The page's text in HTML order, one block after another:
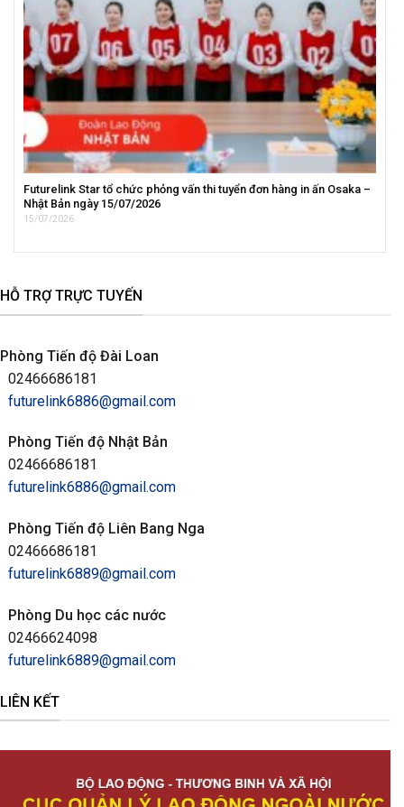
Futurelink Star tổ chức phỏng vấn thi tuyển đơn hàng in ấn Osaka –
Nhật Bản ngày 15/07/2026
15/07/2026
HỖ TRỢ TRỰC TUYẾN
Phòng Tiến độ Đài Loan
02466686181
futurelink6886@gmail.com
Phòng Tiến độ Nhật Bản
02466686181
futurelink6886@gmail.com
Phòng Tiến độ Liên Bang Nga
02466686181
futurelink6889@gmail.com
Phòng Du học các nước
02466624098
futurelink6889@gmail.com
LIÊN KẾT